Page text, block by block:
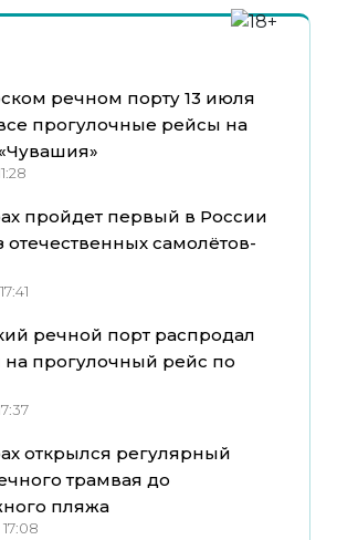
речном порту 13 июля
прогулочные рейсы на
пройдет первый в России
отечественных самолётов-
речной порт распродал
на прогулочный рейс по
открылся регулярный
трамвая до
пляжа